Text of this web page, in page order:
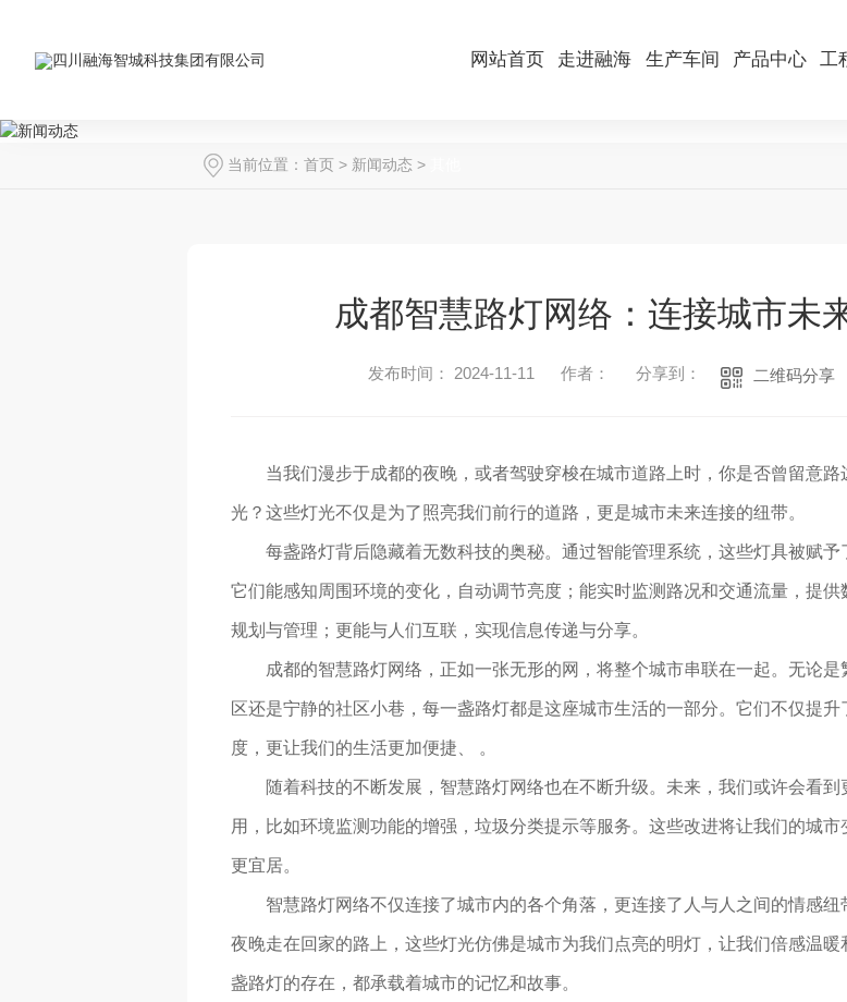
网站首页 走进融海 生产车间 产品中心 工
当前位置： 首页 > 新闻动态 >
成都智慧路灯网络：连接城市未
发布时间： 2024-11-11 作者： 分享到： 二维码分享
当我们漫步于成都的夜晚，或者驾驶穿梭在城市道路上时，你是否曾留意路
光？这些灯光不仅是为了照亮我们前行的道路，更是城市未来连接的纽带。
每盏路灯背后隐藏着无数科技的奥秘。通过智能管理系统，这些灯具被赋予
它们能感知周围环境的变化，自动调节亮度；能实时监测路况和交通流量，提供
规划与管理；更能与人们互联，实现信息传递与分享。
成都的智慧路灯网络，正如一张无形的网，将整个城市串联在一起。无论是
区还是宁静的社区小巷，每一盏路灯都是这座城市生活的一部分。它们不仅提升
度，更让我们的生活更加便捷、 。
随着科技的不断发展，智慧路灯网络也在不断升级。未来，我们或许会看到
用，比如环境监测功能的增强，垃圾分类提示等服务。这些改进将让我们的城市
更宜居。
智慧路灯网络不仅连接了城市内的各个角落，更连接了人与人之间的情感纽
夜晚走在回家的路上，这些灯光仿佛是城市为我们点亮的明灯，让我们倍感温暖
盏路灯的存在，都承载着城市的记忆和故事。